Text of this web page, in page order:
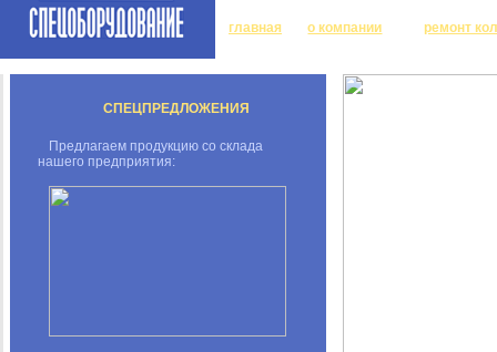
главная о компании ремонт
СПЕЦПРЕДЛОЖЕНИЯ
Предлагаем продукцию со склада
нашего предприятия: